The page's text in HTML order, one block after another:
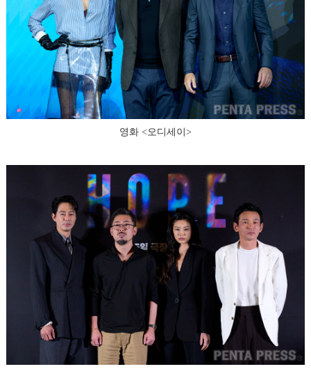
영화 <오디세이>